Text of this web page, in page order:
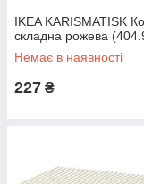
IKEA KARISMATISK
складна рожева
Немає в наявності
227 ₴